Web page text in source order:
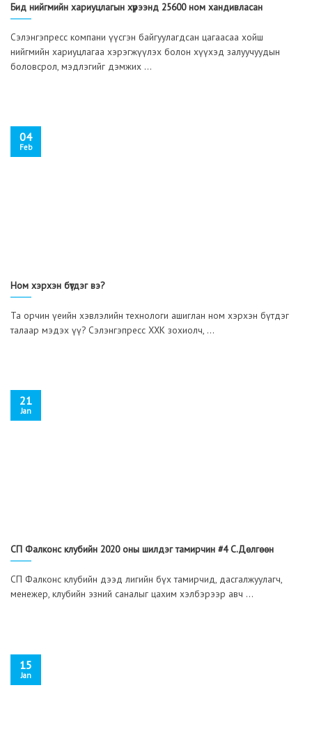
Бид нийгмийн хариуцлагын хүрээнд 25600 ном хандивласан
Сэлэнгэпресс компани үүсгэн байгуулагдсан цагаасаа хойш
нийгмийн хариуцлагаа хэрэгжүүлэх болон хүүхэд залуучуудын
боловсрол, мэдлэгийг дэмжих ...
Ном хэрхэн бүтдэг вэ?
Та орчин үеийн хэвлэлийн технологи ашиглан ном хэрхэн бүтдэг
талаар мэдэх үү? Сэлэнгэпресс ХХК зохиолч, ...
04
Feb
СП Фалконс клубийн 2020 оны шилдэг тамирчин #4 С.Дөлгөөн
СП Фалконс клубийн дээд лигийн бүх тамирчид, дасгалжуулагч,
менежер, клубийн эзний саналыг цахим хэлбэрээр авч ...
21
Jan
15
Jan